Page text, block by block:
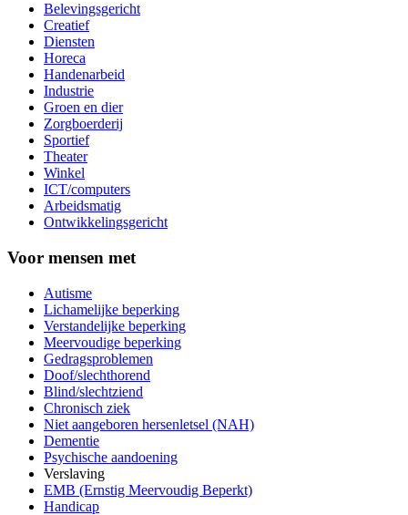
Belevingsgericht
Creatief
Diensten
Horeca
Handenarbeid
Industrie
Groen en dier
Zorgboerderij
Sportief
Theater
Winkel
ICT/computers
Arbeidsmatig
Ontwikkelingsgericht
Voor mensen met
Autisme
Lichamelijke beperking
Verstandelijke beperking
Meervoudige beperking
Gedragsproblemen
Doof/slechthorend
Blind/slechtziend
Chronisch ziek
Niet aangeboren hersenletsel (NAH)
Dementie
Psychische aandoening
Verslaving
EMB (Ernstig Meervoudig Beperkt)
Handicap